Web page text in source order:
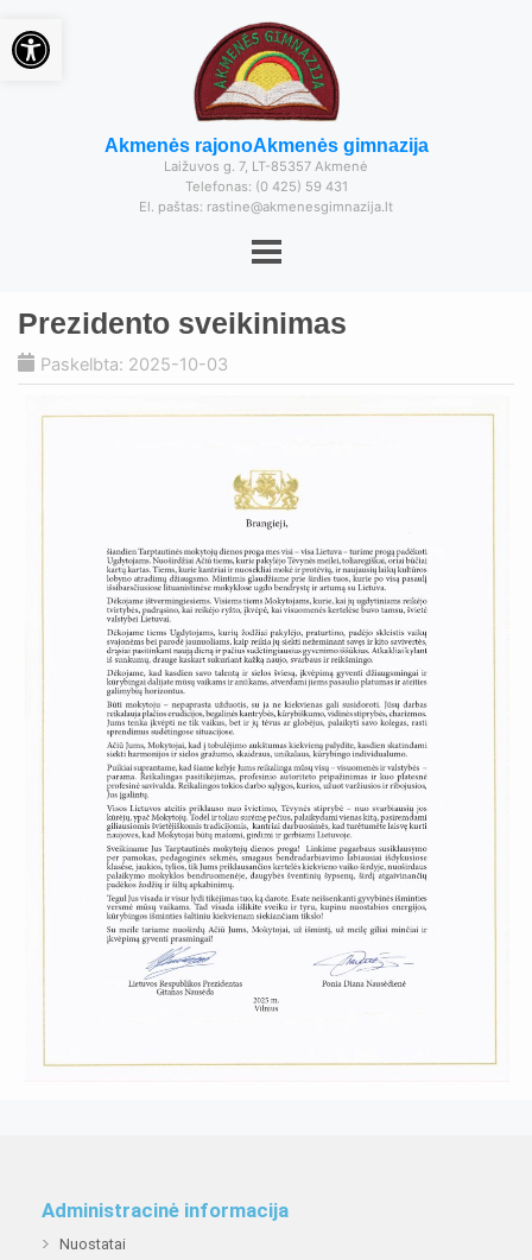
Akmenės rajonoAkmenės gimnazija
Laižuvos g. 7, LT-85357 Akmenė
Telefonas: (0 425) 59 431
El. paštas: rastine@akmenesgimnazija.lt
Prezidento sveikinimas
Paskelbta: 2025-10-03
Administracinė informacija
Nuostatai
Open toolbar